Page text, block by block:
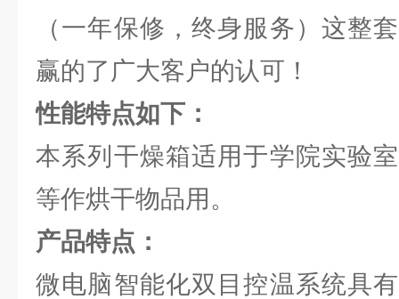
（一年保修，终身服务）这整
赢的了广大客户的认可！
性能特点如下：
本系列干燥箱适用于学院实验
等作烘干物品用。
产品特点：
微电脑智能化双目控温系统具